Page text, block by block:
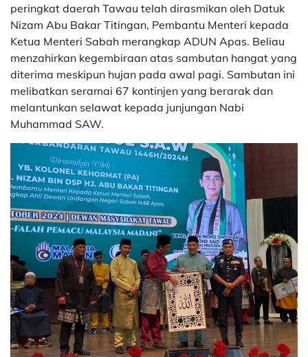
peringkat daerah Tawau telah dirasmikan oleh Datuk
Nizam Abu Bakar Titingan, Pembantu Menteri kepada
Ketua Menteri Sabah merangkap ADUN Apas. Beliau
menzahirkan kegembiraan atas sambutan hangat yang
diterima meskipun hujan pada awal pagi. Sambutan ini
melibatkan seramai 67 kontinjen yang berarak dan
melantunkan selawat kepada junjungan Nabi
Muhammad SAW.